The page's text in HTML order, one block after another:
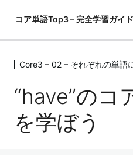
コア単語Top3 – 完全学習ガイ
Core3 – 01 – この教
Core3 – 02 – それぞ
"have"のコアイメージを学ぼ
Core3 – 02 – それぞれの単語
“have”のコ
を学ぼう